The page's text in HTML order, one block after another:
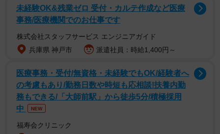
には科学技術をテーマにした映像を選奨する「科学技術映
像祭」で最高賞に次ぐ文部科学大臣賞にも輝いた。
未経験OK&残業ゼロ 受付・カルテ作成など医療
事務/医療機関でのお仕事です
株式会社スタッフサービス エンジニアガイド
兵庫県 神戸市
派遣社員：時給1,400円～
医療事務・受付/無資格・未経験でもOK/経験者へ
の考慮もあり/勤務日数や時短も応相談!扶養内勤
務もできる/「大師前駅」から徒歩5分/積極採用
中
NEW
福寿会クリニック